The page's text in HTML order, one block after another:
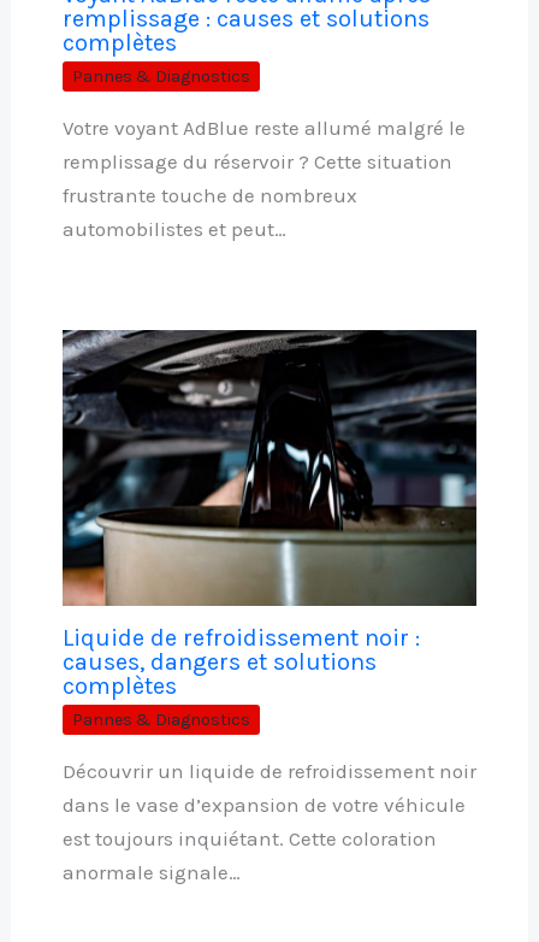
remplissage : causes et solutions
complètes
Pannes & Diagnostics
Votre voyant AdBlue reste allumé malgré le
remplissage du réservoir ? Cette situation
frustrante touche de nombreux
automobilistes et peut…
Liquide de refroidissement noir :
causes, dangers et solutions
complètes
Pannes & Diagnostics
Découvrir un liquide de refroidissement noir
dans le vase d’expansion de votre véhicule
est toujours inquiétant. Cette coloration
anormale signale…